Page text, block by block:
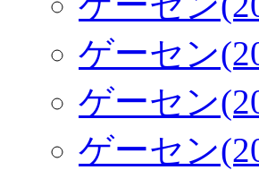
ゲーセン
ゲーセン
ゲーセン